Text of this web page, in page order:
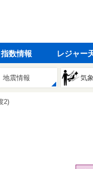
指数情報 レジャー
地震情報 気
2)